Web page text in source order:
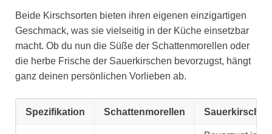
Beide Kirschsorten bieten ihren eigenen einzigartigen
Geschmack, was sie vielseitig in der Küche einsetzbar
macht. Ob du nun die Süße der Schattenmorellen oder
die herbe Frische der Sauerkirschen bevorzugst, hängt
ganz deinen persönlichen Vorlieben ab.
Spezifikation Schattenmorellen Sauerkirschen